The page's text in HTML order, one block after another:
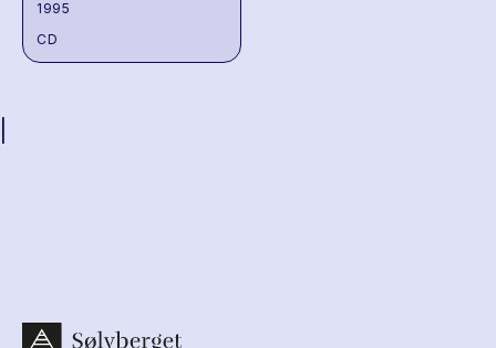
1995
CD